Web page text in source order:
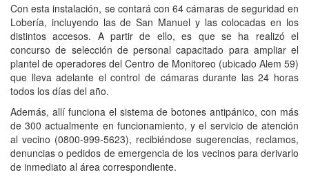
Con esta instalación, se contará con 64 cámaras de seguridad en
Lobería, incluyendo las de San Manuel y las colocadas en los
distintos accesos. A partir de ello, es que se ha realizó el
concurso de selección de personal capacitado para ampliar el
plantel de operadores del Centro de Monitoreo (ubicado Alem 59)
que lleva adelante el control de cámaras durante las 24 horas
todos los días del año.
Además, allí funciona el sistema de botones antipánico, con más
de 300 actualmente en funcionamiento, y el servicio de atención
al vecino (0800-999-5623), recibiéndose sugerencias, reclamos,
denuncias o pedidos de emergencia de los vecinos para derivarlo
de inmediato al área correspondiente.